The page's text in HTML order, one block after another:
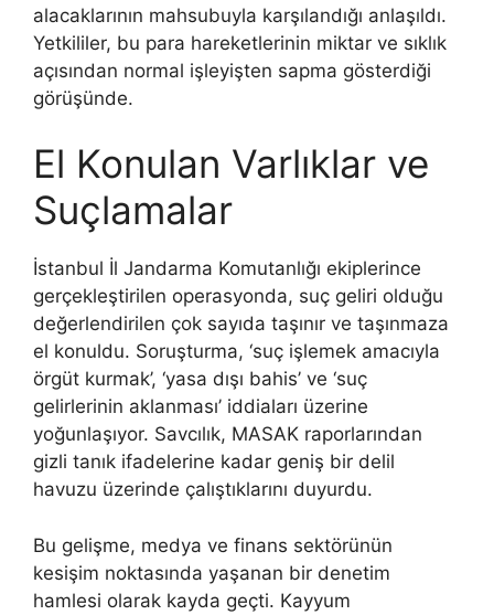
alacaklarının mahsubuyla karşılandığı anlaşıldı.
Yetkililer, bu para hareketlerinin miktar ve sıklık
açısından normal işleyişten sapma gösterdiği
görüşünde.
El Konulan Varlıklar ve
Suçlamalar
İstanbul İl Jandarma Komutanlığı ekiplerince
gerçekleştirilen operasyonda, suç geliri olduğu
değerlendirilen çok sayıda taşınır ve taşınmaza
el konuldu. Soruşturma, ‘suç işlemek amacıyla
örgüt kurmak’, ‘yasa dışı bahis’ ve ‘suç
gelirlerinin aklanması’ iddiaları üzerine
yoğunlaşıyor. Savcılık, MASAK raporlarından
gizli tanık ifadelerine kadar geniş bir delil
havuzu üzerinde çalıştıklarını duyurdu.
Bu gelişme, medya ve finans sektörünün
kesişim noktasında yaşanan bir denetim
hamlesi olarak kayda geçti. Kayyum